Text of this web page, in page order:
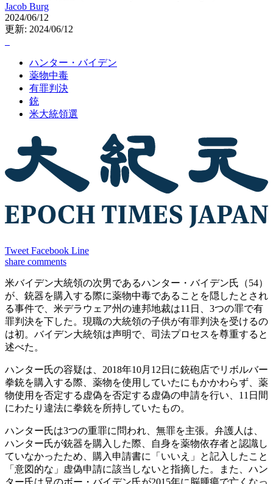
Jacob Burg
2024/06/12
更新: 2024/06/12
ハンター・バイデン
薬物中毒
有罪判決
銃
米大統領選
Tweet Facebook Line
share comments
米バイデン大統領の次男であるハンター・バイデン氏（54）
が、銃器を購入する際に薬物中毒であることを隠したとされ
る事件で、米デラウェア州の連邦地裁は11日、3つの罪で有
罪判決を下した。現職の大統領の子供が有罪判決を受けるの
は初。バイデン大統領は声明で、司法プロセスを尊重すると
述べた。
ハンター氏の容疑は、2018年10月12日に銃砲店でリボルバー
拳銃を購入する際、薬物を使用していたにもかかわらず、薬
物使用を否定する虚偽を否定する虚偽の申請を行い、11日間
にわたり違法に拳銃を所持していたもの。
ハンター氏は3つの重罪に問われ、無罪を主張。弁護人は、
ハンター氏が銃器を購入した際、自身を薬物依存者と認識し
ていなかったため、購入申請書に「いいえ」と記入したこと
「意図的な」虚偽申請に該当しないと指摘した。また、ハン